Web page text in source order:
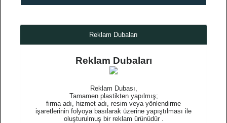
Reklam Dubaları
Reklam Dubaları
Reklam Dubası,
Tamamen plastikten yapılmış;
firma adı, hizmet adı, resim veya yönlendirme
işaretlerinin folyoya basılarak üzerine yapıştılması ile
oluşturulmuş bir reklam ürünüdür .